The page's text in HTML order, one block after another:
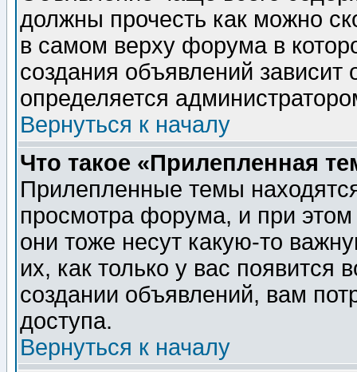
должны прочесть как можно
в самом верху форума в
создания объявлений зависит
определяется
Вернуться к началу
Что такое «Прилепленная
Прилепленные темы
просмотра форума, и при
они тоже несут какую-то
их, как только у вас появится
создании объявлений, вам
доступа.
Вернуться к началу